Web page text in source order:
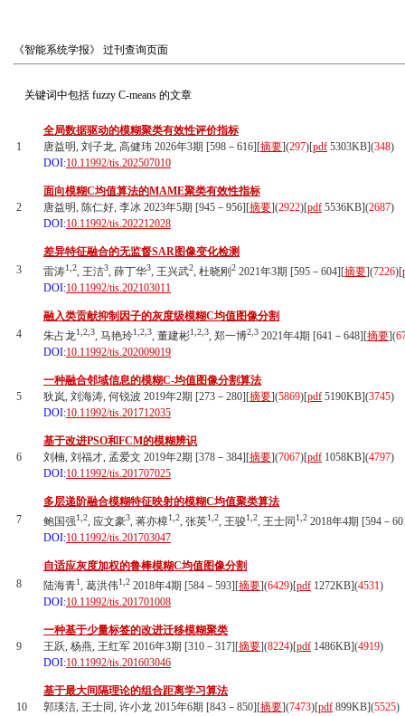
《智能系统学报》 过刊查询页面
关键词中包括 fuzzy C-means 的文章
1
全局数据驱动的模糊聚类有效性评价指标
唐益明, 刘子龙, 高健玮 2026年3期 [598－616][摘要](297)[pdf 5303KB](348)
DOI:10.11992/tis.202507010
2
面向模糊C均值算法的MAME聚类有效性指标
唐益明, 陈仁好, 李冰 2023年5期 [945－956][摘要](2922)[pdf 5536KB](2687)
DOI:10.11992/tis.202212028
3
差异特征融合的无监督SAR图像变化检测
雷涛1,2, 王洁3, 薛丁华3, 王兴武2, 杜晓刚 2 2021年3期 [595－604][摘要](7226)[
DOI:10.11992/tis.202103011
4
融入类贡献抑制因子的灰度级模糊C均值图像分割
朱占龙1,2,3, 马艳玲1,2,3, 董建彬1,2,3, 郑一博2,3 2021年4期 [641－648][摘要](
DOI:10.11992/tis.202009019
5
一种融合邻域信息的模糊C-均值图像分割算法
狄岚, 刘海涛, 何锐波 2019年2期 [273－280][摘要](5869)[pdf 5190KB](3745)
DOI:10.11992/tis.201712035
6
基于改进PSO和FCM的模糊辨识
刘楠, 刘福才, 孟爱文 2019年2期 [378－384][摘要](7067)[pdf 1058KB](4797)
DOI:10.11992/tis.201707025
7
多层递阶融合模糊特征映射的模糊C均值聚类算法
鲍国强1,2, 应文豪3, 蒋亦樟1,2, 张英1,2, 王骏1,2, 王士同 1,2 2018年4期 [594－
DOI:10.11992/tis.201703047
8
自适应灰度加权的鲁棒模糊C均值图像分割
陆海青1, 葛洪伟1,2 2018年4期 [584－593][摘要](6429)[pdf 1272KB](4531)
DOI:10.11992/tis.201701008
9
一种基于少量标签的改进迁移模糊聚类
王跃, 杨燕, 王红军 2016年3期 [310－317][摘要](8224)[pdf 1486KB](4919)
DOI:10.11992/tis.201603046
10
基于最大间隔理论的组合距离学习算法
郭瑛洁, 王士同, 许小龙 2015年6期 [843－850][摘要](7473)[pdf 899KB](5525)